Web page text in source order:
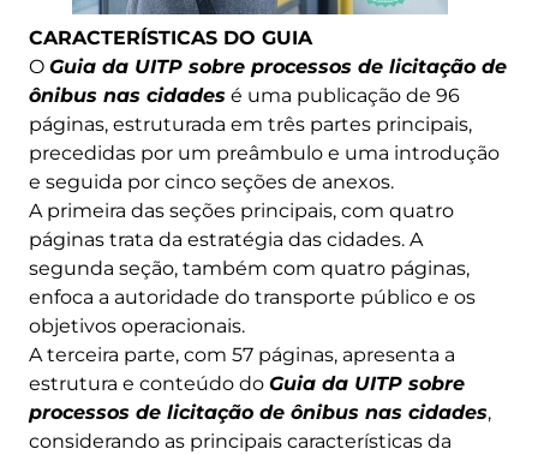
CARACTERÍSTICAS DO GUIA
O Guia da UITP sobre processos de licitação de
ônibus nas cidades é uma publicação de 96
páginas, estruturada em três partes principais,
precedidas por um preâmbulo e uma introdução
e seguida por cinco seções de anexos.
A primeira das seções principais, com quatro
páginas trata da estratégia das cidades. A
segunda seção, também com quatro páginas,
enfoca a autoridade do transporte público e os
objetivos operacionais.
A terceira parte, com 57 páginas, apresenta a
estrutura e conteúdo do Guia da UITP sobre
processos de licitação de ônibus nas cidades,
considerando as principais características da